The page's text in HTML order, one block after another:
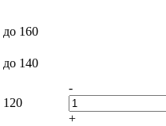
до 160
до 140
120
-
+